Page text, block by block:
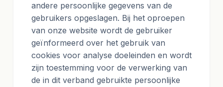
andere persoonlijke gegevens van de
gebruikers opgeslagen. Bij het oproepen
van onze website wordt de gebruiker
geïnformeerd over het gebruik van
cookies voor analyse doeleinden en wordt
zijn toestemming voor de verwerking van
de in dit verband gebruikte persoonlijke